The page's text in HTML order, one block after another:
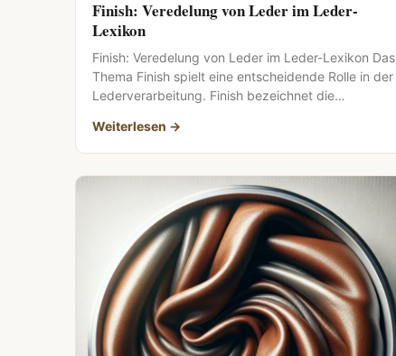
Finish: Veredelung von Leder im Leder-
Lexikon
Finish: Veredelung von Leder im Leder-Lexikon Das
Thema Finish spielt eine entscheidende Rolle in der
Lederverarbeitung. Finish bezeichnet die
Weiterlesen →